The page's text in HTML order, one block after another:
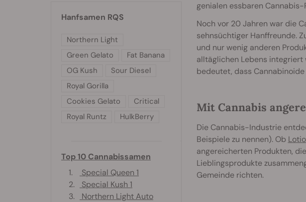
genialen essbaren Cannabis-
Noch vor 20 Jahren war die
sehnsüchtiger Hanffreunde.
und nur wenig anderen
alltäglichen Lebens
bedeutet, dass
Mit Cannabis
Die Cannabis-Industrie
Beispiele zu nennen). Ob
angereicherten Produkten,
Lieblingsprodukte
Gemeinde richten.
Hanfsamen RQS
Northern Light
Green Gelato
Fat Banana
OG Kush
Sour Diesel
Royal Gorilla
Cookies Gelato
Critical
Royal Runtz
HulkBerry
Top 10 Cannabissamen
1.
Special Queen 1
2.
Special Kush 1
3.
Northern Light Auto